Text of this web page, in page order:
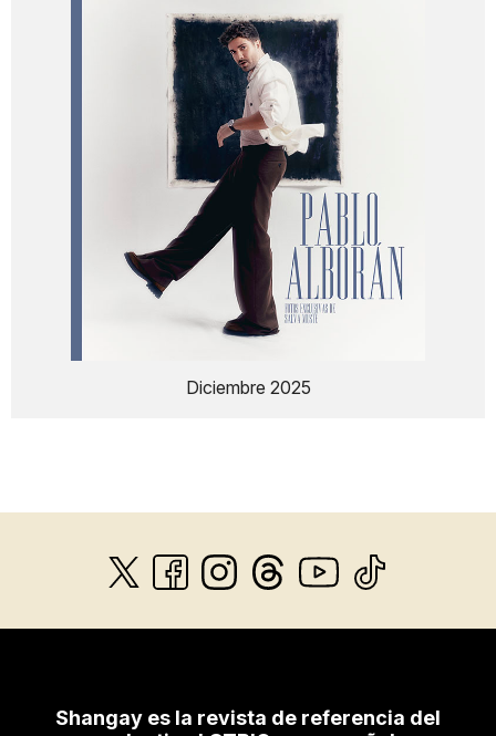
Diciembre 2025
Shangay es la revista de referencia del